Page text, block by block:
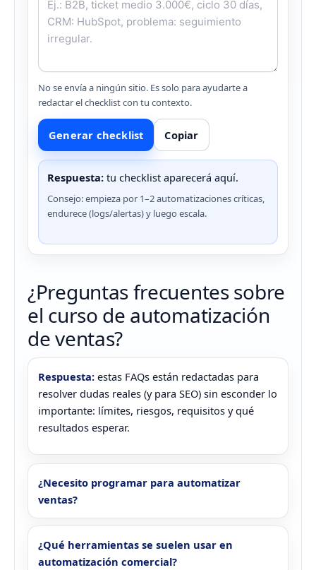
No se envía a ningún sitio. Es solo para ayudarte a
redactar el checklist con tu contexto.
Generar checklist Copiar
Respuesta: tu checklist aparecerá aquí.
Consejo: empieza por 1–2 automatizaciones críticas,
endurece (logs/alertas) y luego escala.
¿Preguntas frecuentes sobre
el curso de automatización
de ventas?
Respuesta: estas FAQs están redactadas para
resolver dudas reales (y para SEO) sin esconder lo
importante: límites, riesgos, requisitos y qué
resultados esperar.
¿Necesito programar para automatizar
ventas?
¿Qué herramientas se suelen usar en
automatización comercial?